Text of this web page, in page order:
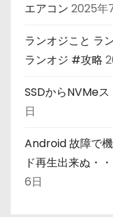
エアコン 2025年
ランオジこと ラ
ランオジ #攻略
SSDからNVMeス
日
Android 故障で
ド再生出来ぬ
6日